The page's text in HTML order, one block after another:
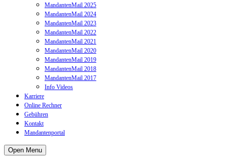
MandantenMail 2025
MandantenMail 2024
MandantenMail 2023
MandantenMail 2022
MandantenMail 2021
MandantenMail 2020
MandantenMail 2019
MandantenMail 2018
MandantenMail 2017
Info Videos
Karriere
Online Rechner
Gebühren
Kontakt
Mandantenportal
Open Menu